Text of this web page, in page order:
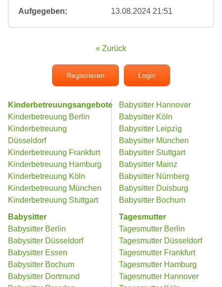
Aufgegeben:
13.08.2024 21:51
« Zurück
Registrieren Login
Kinderbetreuungsangebote
Kinderbetreuung Berlin
Kinderbetreuung
Düsseldorf
Kinderbetreuung Frankfurt
Kinderbetreuung Hamburg
Kinderbetreuung Köln
Kinderbetreuung München
Kinderbetreuung Stuttgart
Babysitter
Babysitter Berlin
Babysitter Düsseldorf
Babysitter Essen
Babysitter Bochum
Babysitter Dortmund
Babysitter Hannover
Babysitter Köln
Babysitter Leipzig
Babysitter München
Babysitter Stuttgart
Babysitter Mainz
Babysitter Nürnberg
Babysitter Duisburg
Babysitter Bochum
Tagesmutter
Tagesmutter Berlin
Tagesmutter Düsseldorf
Tagesmutter Frankfurt
Tagesmutter Hamburg
Tagesmutter Hannover